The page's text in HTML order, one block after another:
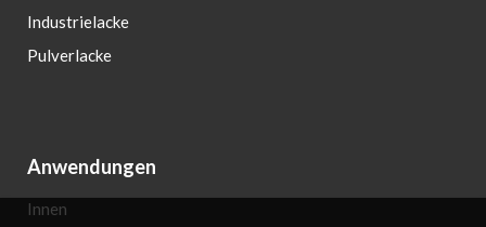
Industrielacke
Pulverlacke
Anwendungen
Innen